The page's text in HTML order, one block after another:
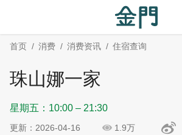
主
首页 消费 消费资讯 住宿查询
珠山娜一家
星期五：10:00 – 21:30
更新：2026-04-16 1.9万
社